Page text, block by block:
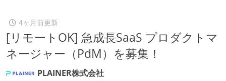
4ヶ月前更新
[リモートOK] 急成長SaaS プロダクトマ
ネージャー（PdM）を募集！
PLAINER株式会社